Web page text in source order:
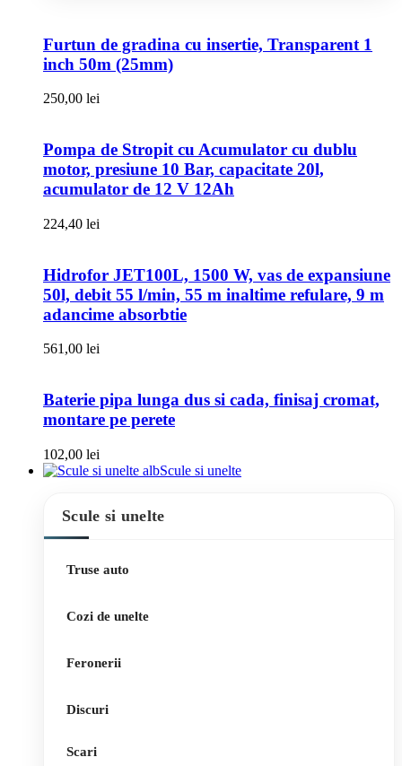
Furtun de gradina cu insertie, Transparent 1
inch 50m (25mm)
250,00 lei
Pompa de Stropit cu Acumulator cu dublu
motor, presiune 10 Bar, capacitate 20l,
acumulator de 12 V 12Ah
224,40 lei
Hidrofor JET100L, 1500 W, vas de expansiune
50l, debit 55 l/min, 55 m inaltime refulare, 9 m
adancime absorbtie
561,00 lei
Baterie pipa lunga dus si cada, finisaj cromat,
montare pe perete
102,00 lei
Scule si unelte
Scule si unelte
Truse auto
Cozi de unelte
Feronerii
Discuri
Scari